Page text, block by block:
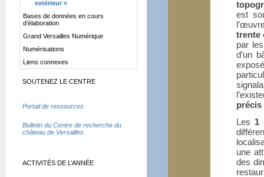
est
trente
par
d’un
précis
Les 1
une
des
extérieur »
Bases de données en cours
d’élaboration
Grand Versailles Numérique
Numérisations
Liens connexes
SOUTENEZ LE CENTRE
Portail de ressources
Bulletin du Centre de recherche du
château de Versailles
ACTIVITÉS DE L’ANNÉE